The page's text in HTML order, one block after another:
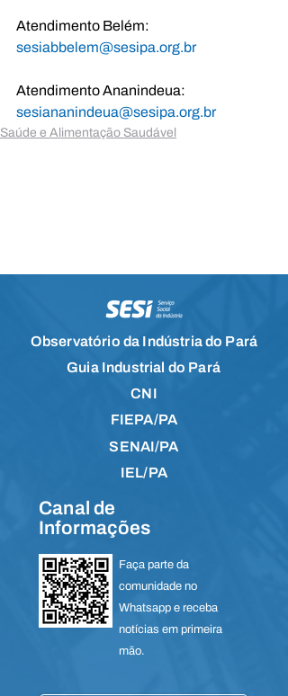
Atendimento Belém:
sesiabbelem@sesipa.org.br
Atendimento Ananindeua:
sesiananindeua@sesipa.org.br
Saúde e Alimentação Saudável
Observatório da Indústria do Pará
Guia Industrial do Pará
CNI
FIEPA/PA
SENAI/PA
IEL/PA
Canal de
Informações
Faça parte da
comunidade no
Whatsapp e receba
notícias em primeira
mão.